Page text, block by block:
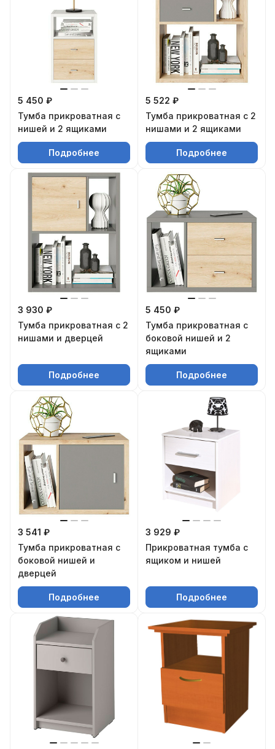
5 450 ₽
Тумба прикроватная с
нишей и 2 ящиками
Подробнее
5 522 ₽
Тумба прикроватная с 2
нишами и 2 ящиками
Подробнее
3 930 ₽
Тумба прикроватная с 2
нишами и дверцей
Подробнее
5 450 ₽
Тумба прикроватная с
боковой нишей и 2
ящиками
Подробнее
3 541 ₽
Тумба прикроватная с
боковой нишей и
дверцей
Подробнее
3 929 ₽
Прикроватная тумба с
ящиком и нишей
Подробнее